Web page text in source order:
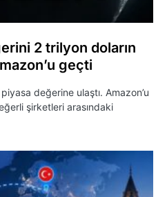
2 trilyon doların
geçti
değerine ulaştı. Amazon’u
şirketleri arasındaki